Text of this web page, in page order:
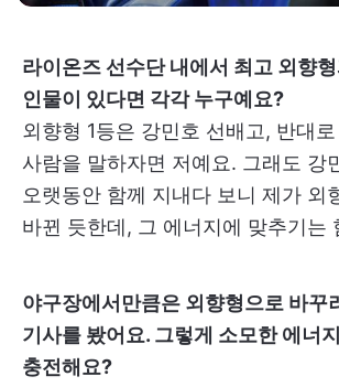
라이온즈 선수단 내에서 최고 외향
인물이 있다면 각각 누구예요?
외향형 1등은 강민호 선배고, 반대
사람을 말하자면 저예요. 그래도 강
오랫동안 함께 지내다 보니 제가 외
바뀐 듯한데, 그 에너지에 맞추기는
야구장에서만큼은 외향형으로 바꾸
기사를 봤어요. 그렇게 소모한 에너
충전해요?